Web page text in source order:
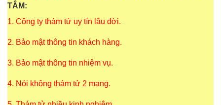
TÂM:
1. Công ty thám tử uy tín lâu đời.
2. Bảo mật thông tin khách hàng.
3. Bảo mật thông tin nhiệm vụ.
4. Nói không thám tử 2 mang.